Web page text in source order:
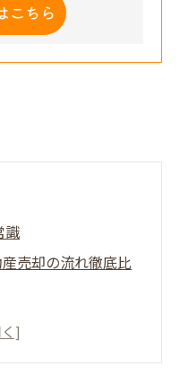
こちら
識
売却の流れ徹底比
成功に導くポイン